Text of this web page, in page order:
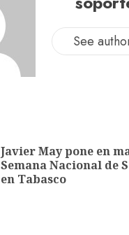
See
Javier May pone en
Semana Nacional de
en Tabasco